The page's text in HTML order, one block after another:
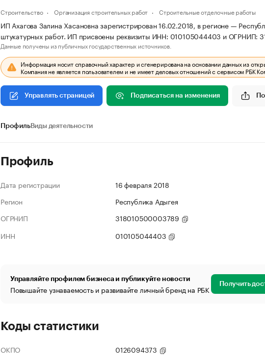
Строительство Организация строительных работ Строительные отделочные работы
ИП Ахагова Залина Хасановна зарегистрирован 16.02.2018, в регионе —
штукатурных работ. ИП присвоены реквизиты ИНН: 010105044403 и ОГРНИП:
Данные получены из публичных государственных источников.
Информация носит справочный характер и сгенерирована на основании данных из
Компания не является пользователем и не имеет деловых отношений с сервисом РБК
Управлять страницей Подписаться на изменения
ПрофильВиды деятельности
Профиль
Дата регистрации
16 февраля 2018
Регион
Республика Адыгея
ОГРНИП
318010500003789
ИНН
010105044403
Управляйте профилем бизнеса и публикуйте новости
Повышайте узнаваемость и развивайте личный бренд на РБК Получить
Коды статистики
ОКПО
0126094373